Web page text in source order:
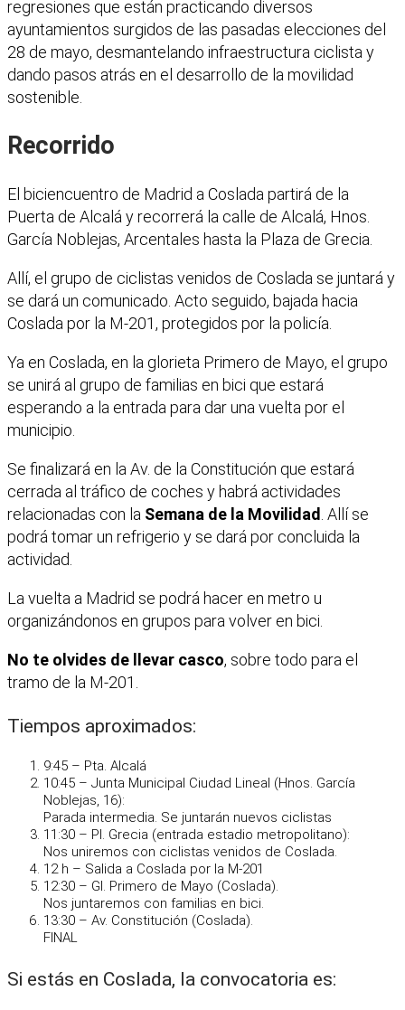
regresiones que están practicando diversos
ayuntamientos surgidos de las pasadas elecciones del
28 de mayo, desmantelando infraestructura ciclista y
dando pasos atrás en el desarrollo de la movilidad
sostenible.
Recorrido
El biciencuentro de Madrid a Coslada partirá de la
Puerta de Alcalá y recorrerá la calle de Alcalá, Hnos.
García Noblejas, Arcentales hasta la Plaza de Grecia.
Allí, el grupo de ciclistas venidos de Coslada se juntará y
se dará un comunicado. Acto seguido, bajada hacia
Coslada por la M-201, protegidos por la policía.
Ya en Coslada, en la glorieta Primero de Mayo, el grupo
se unirá al grupo de familias en bici que estará
esperando a la entrada para dar una vuelta por el
municipio.
Se finalizará en la Av. de la Constitución que estará
cerrada al tráfico de coches y habrá actividades
relacionadas con la Semana de la Movilidad . Allí se
podrá tomar un refrigerio y se dará por concluida la
actividad.
La vuelta a Madrid se podrá hacer en metro u
organizándonos en grupos para volver en bici.
No te olvides de llevar casco, sobre todo para el
tramo de la M-201.
Tiempos aproximados:
9:45 – Pta. Alcalá
10:45 – Junta Municipal Ciudad Lineal (Hnos. García
Noblejas, 16):
Parada intermedia. Se juntarán nuevos ciclistas
11:30 – Pl. Grecia (entrada estadio metropolitano):
Nos uniremos con ciclistas venidos de Coslada.
12 h – Salida a Coslada por la M-201
12:30 – Gl. Primero de Mayo (Coslada).
Nos juntaremos con familias en bici.
13:30 – Av. Constitución (Coslada).
FINAL
Si estás en Coslada, la convocatoria es: